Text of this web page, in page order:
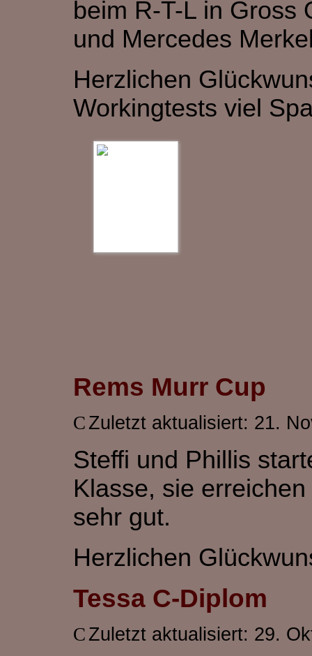
beim R-T-L in Gross
und Mercedes
Herzlichen
Workingtests viel
Rems Murr Cup
Zuletzt aktualisiert: 21.
Steffi und Phillis
Klasse, sie
sehr gut.
Herzlichen
Tessa C-Diplom
Zuletzt aktualisiert: 29.